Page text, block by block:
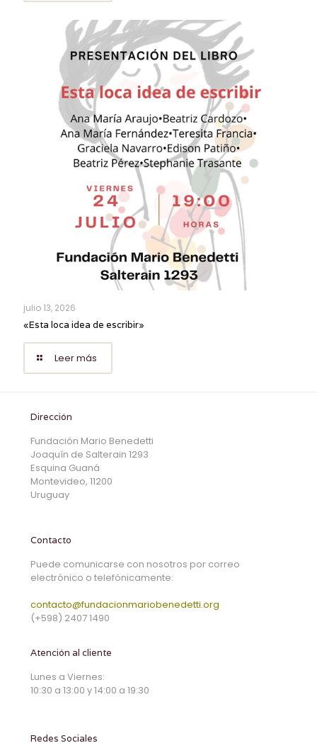
julio 13, 2026
«Esta loca idea de escribir»
Leer más
Dirección
Fundación Mario Benedetti
Joaquín de Salterain 1293
Esquina Guaná
Montevideo, 11200
Uruguay
Contacto
Puede comunicarse con nosotros por correo
electrónico o telefónicamente:
contacto@fundacionmariobenedetti.org
(+598) 2407 1490
Atención al cliente
Lunes a Viernes:
10:30 a 13:00 y 14:00 a 19:30
Redes Sociales